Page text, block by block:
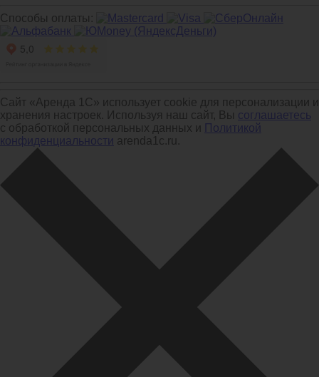
Способы оплаты:
Сайт «Аренда 1С» использует cookie для персонализации и
хранения настроек. Используя наш сайт, Вы соглашаетесь
с обработкой персональных данных и Политикой
конфиденциальности arenda1c.ru.